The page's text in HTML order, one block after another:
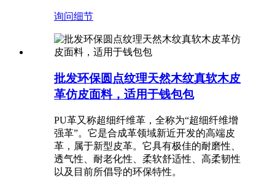
询问细节
批发环保圆点纹理天然木纹真软木皮
革仿皮面料，适用于钱包包
PU革又称超细纤维革，全称为“超细纤维增
强革”。它是合成革领域新近开发的高端皮
革，属于新型皮革。它具有极佳的耐磨性、
透气性、耐老化性、柔软舒适性、高柔韧性
以及目前所倡导的环保特性。